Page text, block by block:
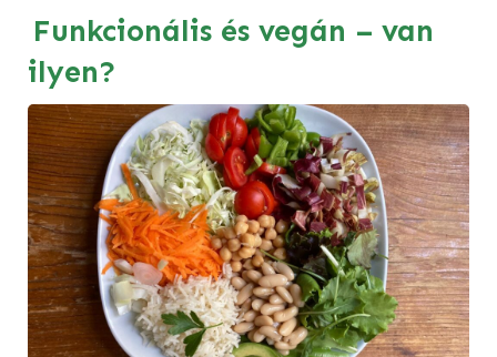
Funkcionális és vegán – van
ilyen?